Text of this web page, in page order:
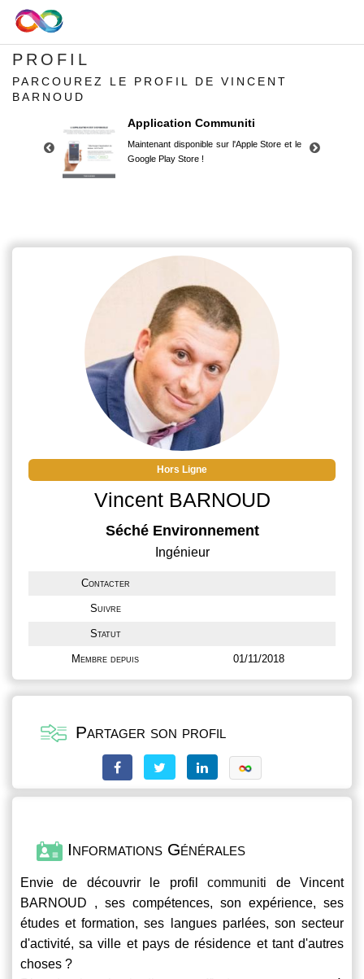
PROFIL
PARCOUREZ LE PROFIL DE VINCENT
BARNOUD
Application Communiti
Maintenant disponible sur l'Apple Store et le
Google Play Store !
Google Play Store !
Hors Ligne
Vincent BARNOUD
Séché Environnement
Ingénieur
Contacter
Suivre
Statut
Membre depuis 01/11/2018
Partager son profil
Informations Générales
Envie de découvrir le profilcommuniti de Vincent
BARNOUD , ses compétences, son expérience, ses
études et formation, ses langues parlées, son secteur
d'activité, sa ville et pays de résidence et tant d'autres
choses ?